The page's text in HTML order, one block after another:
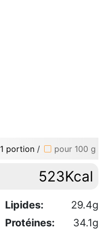
portion / pour 100 g
523Kcal
Lipides:
29.4g
Protéines:
34.1g